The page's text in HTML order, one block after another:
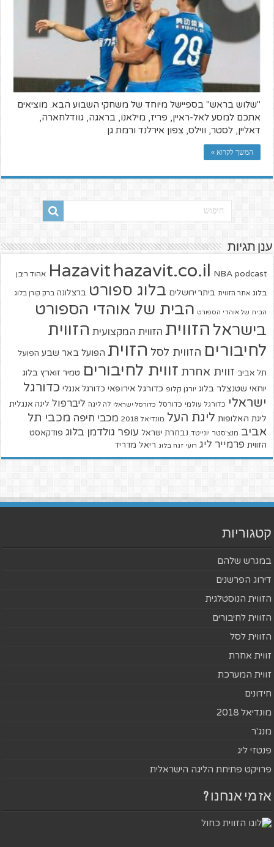
"שלוש בראש" בספיישל מיוחד של משחקי השבוע הבא. מוציאים
אתכם למסע לאל-ראיין, פריז, מילאנו, בראגה, גוודלחארה,
דאליין, לסטר, ווילס, צפון אירלנד ורמת גן​
המשך לקרוא »
ענן תגיות
Hazavit hazavit.co.il NBA podcast אהוד ריבן
בלוג אתר הזווית ביתר ירושלים בלוג ספורט ברצלונה ברק קורן בלוג
הבית של אוהדי הספורט הבית של אוהדי הספורט
בישראל הזווית הזווית המקצועית הזווית
לחיבורים הזווית לסל הזוית הפועל באר שבע הפועל
תל אביב זווית אחרת זווית לחיבורים טמיר זוארץ בלוג
יוחאי שטנצלר בלוג יורגן קלופ כדורגל אירופאי כדורגל אנגלי כדורגל
ישראלי כדורגל עולמי כדורסל כדורסל ישראלי לה ליגה ליברפול ליגה אנגלית
ליגת האלופות ליגת העל מונדיאל 2018 מכבי חיפה מכבי תל
אביב מנצ'סטר יונייטד נבחרת ישראל עופר גולדמן בלוג פודקאסט
הזווית פרמייר ליג רועי זגה בלוג ריאל מדריד
קטגוריות
במגרש שלהם
דירוג הפרשנים
הזווית הנוסטלגית
הזווית לחיבורים
הזווית לסל
זווית אחרת
זווית המערכת
חידונים
מונדיאל 2018
מנג'ר
פנטזי ליג
פרויקט פתיחת הליגה הישראלית
אז מי אנחנו ?